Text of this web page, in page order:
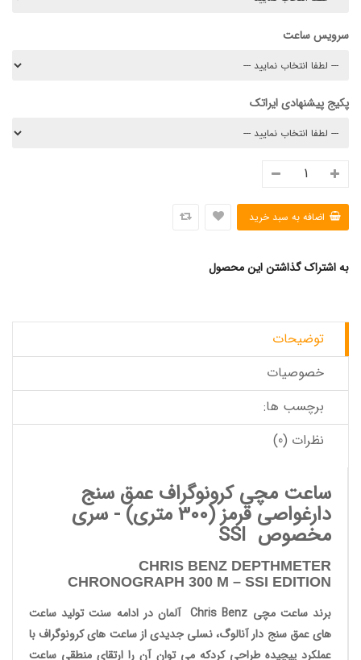
سرویس ساعت
پکیج پیشنهادی ایراتک
به اشتراک گذاشتن این محصول
توضیحات
خصوصیات
برچسب ها:
نظرات (0)
ساعت مچی کرونوگراف عمق سنج
دارغواصی قرمز(300 متری) - سری
مخصوص SSI
CHRIS BENZ DEPTHMETER
CHRONOGRAPH 300 M – SSI EDITION
برند ساعت مچی Chris Benzآلمان در ادامه سنت تولید ساعت
های عمق سنج دار آنالوگ، نسلی جدیدی ازساعت های کرونوگرافبا
عملکرد پیچیده طراحی کردکه می توان آن را ارتقای منطقی ساعت